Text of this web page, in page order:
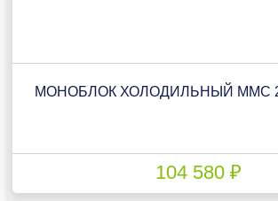
МОНОБЛОК ХОЛОДИЛЬНЫЙ ММС
104 580 ₽